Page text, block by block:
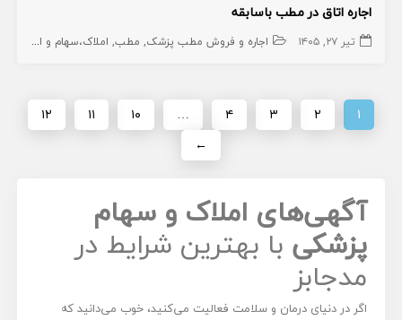
اجاره اتاق در مطب باسابقه
تیر ۲۷, ۱۴۰۵ اجاره و فروش مطب پزشک مطب املاک،سهام و امتیاز
۱ ۲ ۳ ۴ … ۱۰ ۱۱
۱۲
←
آگهی‌های املاک و سهام
پزشکی با بهترین شرایط در
مدجابز
اگر در دنیای درمان و سلامت فعالیت می‌کنید، خوب می‌دانید که